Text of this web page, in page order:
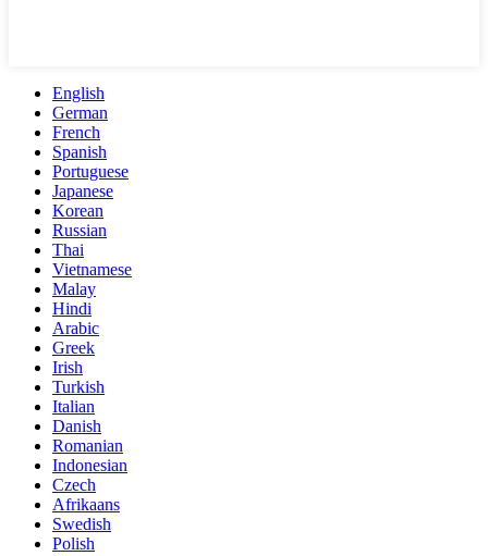
English
German
French
Spanish
Portuguese
Japanese
Korean
Russian
Thai
Vietnamese
Malay
Hindi
Arabic
Greek
Irish
Turkish
Italian
Danish
Romanian
Indonesian
Czech
Afrikaans
Swedish
Polish